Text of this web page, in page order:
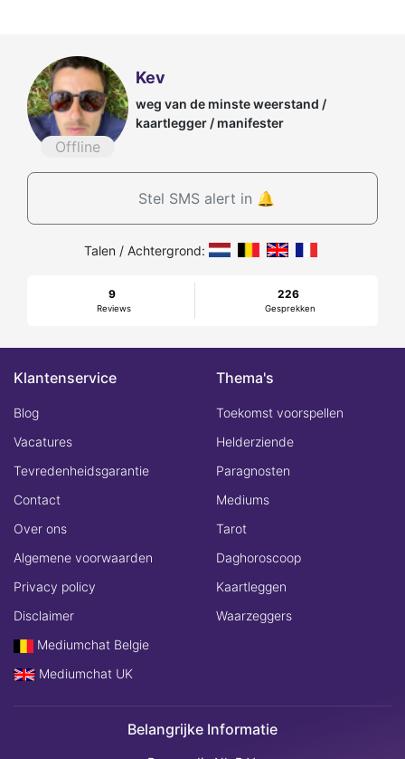
Offline
Kev
weg van de minste weerstand /
kaartlegger / manifester
Stel SMS alert in 🔔
Talen / Achtergrond:
9
Reviews
226
Gesprekken
Klantenservice
Blog
Vacatures
Tevredenheidsgarantie
Contact
Over ons
Algemene voorwaarden
Privacy policy
Disclaimer
Mediumchat Belgie
Mediumchat UK
Thema's
Toekomst voorspellen
Helderziende
Paragnosten
Mediums
Tarot
Daghoroscoop
Kaartleggen
Waarzeggers
Belangrijke Informatie